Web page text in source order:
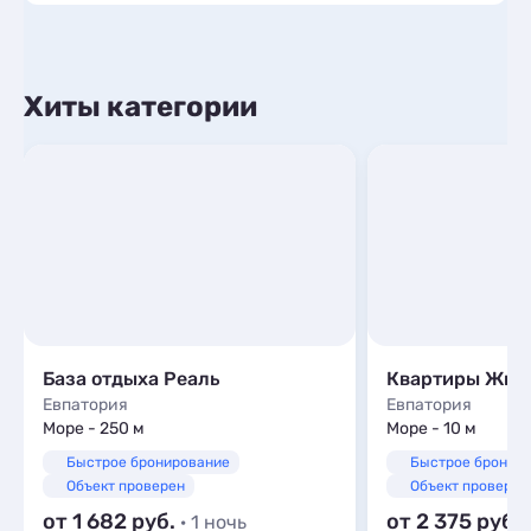
Хиты категории
База отдыха Реаль
Евпатория
Море - 250 м
Быстрое бронирование
Объект проверен
от 1 682 · 1 ночь
Евпатория
Море - 10 м
Быстрое
Объект проверен
от 2 375